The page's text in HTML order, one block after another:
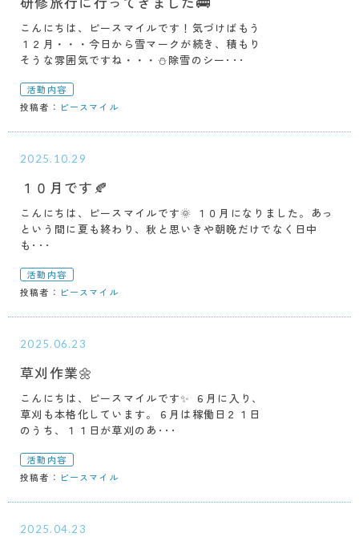
こんにちは、ピースマイルです！気づけばもう
１２月・・・今日から雪マークが続き、積もり
そうな雰囲気ですね・・・⛄除雪のシー･･･
活動内容
投稿者： ピースマイル
2025.10.29
１０月です🍂
こんにちは、ピースマイルです🌞 １０月になりました。あっ
という間に夏も終わり、秋と思いきや朝晩だけでなく日中
も･･･
活動内容
投稿者： ピースマイル
2025.06.23
草刈作業🌼
こんにちは、ピースマイルです✨ ６月に入り、
草刈も本格化しています。６月は稼働日２１日
のうち、１１日が草刈のあ･･･
活動内容
投稿者： ピースマイル
2025.04.23